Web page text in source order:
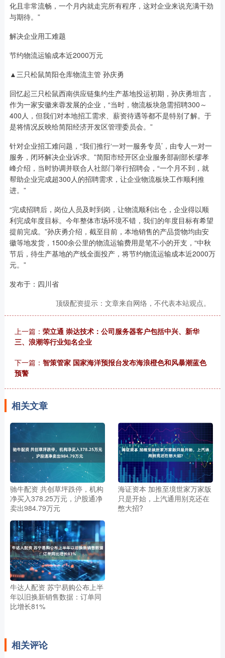
化且非常流畅，一个月内就走完所有程序，这对企业来说充满干劲
与期待。”
解决企业用工难题
节约物流运输成本近2000万元
▲三只松鼠简阳仓库物流主管 孙庆勇
回忆起三只松鼠西南供应链集约生产基地投运初期，孙庆勇坦言，
作为一家安徽来蓉发展的企业，“当时，物流板块急需招聘300～
400人，但我们对本地招工需求、薪资待遇等都不是特别了解。于
是将情况反映给简阳经济开发区管理委员会。”
针对企业招工难问题，“我们推行‘一对一服务专员’，由专人一对一
服务，闭环解决企业诉求。”简阳市经开区企业服务部副部长缪孝
峰介绍，当时协调并联合人社部门举行招聘会，“一个月不到，就
帮助企业完成超300人的招聘需求，让企业物流板块工作顺利推
进。”
“完成招聘后，岗位人员及时到岗，让物流顺利出仓，企业得以顺
利完成年度目标。今年整体市场环境不错，我们的年度目标有希望
提前完成。”孙庆勇介绍，截至目前，本地销售的产品货物均由安
徽等地发货，1500余公里的物流运输费用是笔不小的开支，“中秋
节后，待生产基地的产线全面投产，将节约物流运输成本近2000万
元。”
发布于：四川省
顶级配资提示：文章来自网络，不代表本站观点。
上一篇： 荣立通 崇达技术：公司服务器客户包括中兴、新华
三、浪潮等行业知名企业
下一篇： 智策管家 国家海洋预报台发布海浪橙色和风暴潮蓝色
预警
相关文章
驰牛配资 共创草坪跌停，机构
净买入378.25万元，沪股通净
卖出984.79万元
海证资本 加推至境世家万家版
只是开始，上汽通用别克还在
憋大招?
牛达人配资 苏宁易购公布上半
年以旧换新销售数据：订单同
比增长81%
相关评论